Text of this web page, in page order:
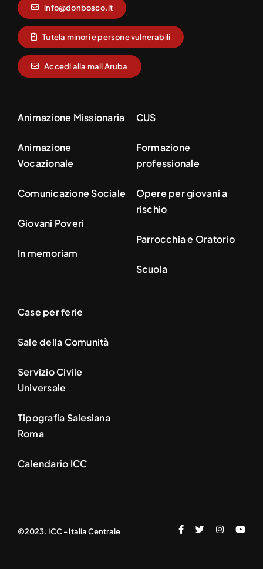
info@donbosco.it
Tutela minori e persone vulnerabili
Accedi alla mail Aruba
Animazione Missionaria
Animazione
Vocazionale
Comunicazione Sociale
Giovani Poveri
In memoriam
CUS
Formazione
professionale
Opere per giovani a
rischio
Parrocchia e Oratorio
Scuola
Case per ferie
Sale della Comunità
Servizio Civile
Universale
Tipografia Salesiana
Roma
Calendario ICC
©2023. ICC - Italia Centrale